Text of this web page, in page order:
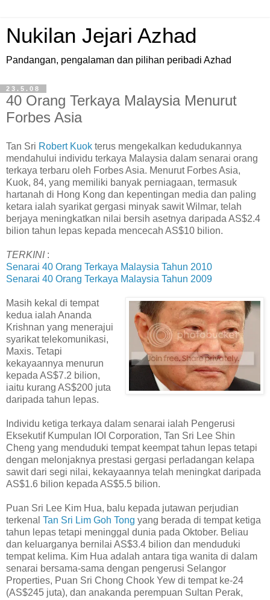
Nukilan Jejari Azhad
Pandangan, pengalaman dan pilihan peribadi Azhad
23.5.08
40 Orang Terkaya Malaysia Menurut
Forbes Asia
Tan Sri Robert Kuok terus mengekalkan kedudukannya
mendahului individu terkaya Malaysia dalam senarai orang
terkaya terbaru oleh Forbes Asia. Menurut Forbes Asia,
Kuok, 84, yang memiliki banyak perniagaan, termasuk
hartanah di Hong Kong dan kepentingan media dan paling
ketara ialah syarikat gergasi minyak sawit Wilmar, telah
berjaya meningkatkan nilai bersih asetnya daripada AS$2.4
bilion tahun lepas kepada mencecah AS$10 bilion.
TERKINI:
Senarai 40 Orang Terkaya Malaysia Tahun 2010
Senarai 40 Orang Terkaya Malaysia Tahun 2009
Masih kekal di tempat
kedua ialah Ananda
Krishnan yang menerajui
syarikat telekomunikasi,
Maxis. Tetapi
kekayaannya menurun
kepada AS$7.2 bilion,
iaitu kurang AS$200 juta
daripada tahun lepas.
Individu ketiga terkaya dalam senarai ialah Pengerusi
Eksekutif Kumpulan IOI Corporation, Tan Sri Lee Shin
Cheng yang menduduki tempat keempat tahun lepas tetapi
dengan melonjaknya prestasi gergasi perladangan kelapa
sawit dari segi nilai, kekayaannya telah meningkat daripada
AS$1.6 bilion kepada AS$5.5 bilion.
Puan Sri Lee Kim Hua, balu kepada jutawan perjudian
terkenal Tan Sri Lim Goh Tong yang berada di tempat ketiga
tahun lepas tetapi meninggal dunia pada Oktober. Beliau
dan keluarganya bernilai AS$3.4 bilion dan menduduki
tempat kelima. Kim Hua adalah antara tiga wanita di dalam
senarai bersama-sama dengan pengerusi Selangor
Properties, Puan Sri Chong Chook Yew di tempat ke-24
(AS$245 juta), dan anakanda perempuan Sultan Perak,